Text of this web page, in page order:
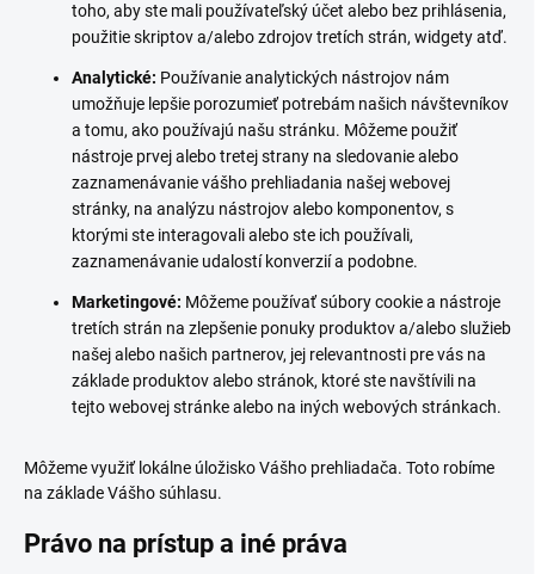
toho, aby ste mali používateľský účet alebo bez prihlásenia,
použitie skriptov a/alebo zdrojov tretích strán, widgety atď.
Analytické: Používanie analytických nástrojov nám
umožňuje lepšie porozumieť potrebám našich návštevníkov
a tomu, ako používajú našu stránku. Môžeme použiť
nástroje prvej alebo tretej strany na sledovanie alebo
zaznamenávanie vášho prehliadania našej webovej
stránky, na analýzu nástrojov alebo komponentov, s
ktorými ste interagovali alebo ste ich používali,
zaznamenávanie udalostí konverzií a podobne.
Marketingové: Môžeme používať súbory cookie a nástroje
tretích strán na zlepšenie ponuky produktov a/alebo služieb
našej alebo našich partnerov, jej relevantnosti pre vás na
základe produktov alebo stránok, ktoré ste navštívili na
tejto webovej stránke alebo na iných webových stránkach.
Môžeme využiť lokálne úložisko Vášho prehliadača. Toto robíme
na základe Vášho súhlasu.
Právo na prístup a iné práva